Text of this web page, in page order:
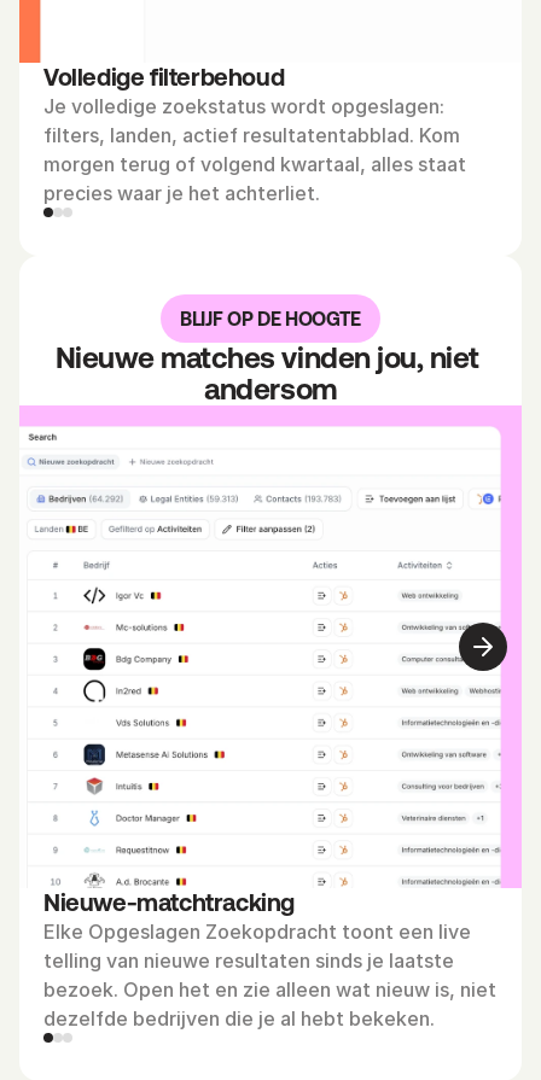
Volledige filterbehoud
Je volledige zoekstatus wordt opgeslagen:
filters, landen, actief resultatentabblad. Kom
morgen terug of volgend kwartaal, alles staat
precies waar je het achterliet.
Nieuwe-matchtracking
Elke Opgeslagen Zoekopdracht toont een live
telling van nieuwe resultaten sinds je laatste
bezoek. Open het en zie alleen wat nieuw is, niet
dezelfde bedrijven die je al hebt bekeken.
BLIJF OP DE HOOGTE
Nieuwe matches vinden jou, niet
andersom